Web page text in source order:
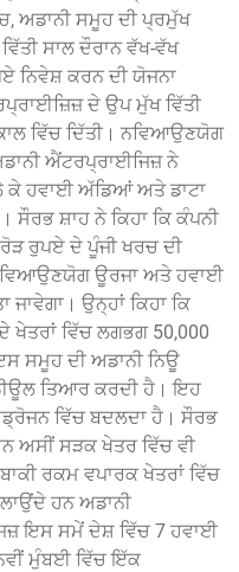
ਅਡਾਨੀ ਸਮੂਹ ਦੀ ਪ੍ਰਮੁੱਖ
ਸਾਲ ਦੌਰਾਨ ਵੱਖ-ਵੱਖ
ਨਿਵੇਸ਼ ਕਰਨ ਦੀ ਯੋਜਨਾ
ਦੇ ਉਪ ਮੁੱਖ ਵਿੱਤੀ
ਵਿੱਚ ਦਿੱਤੀ। ਨਵਿਆਉਣਯੋਗ
ਐਂਟਰਪ੍ਰਾਈਜਿਜ਼ ਨੇ
ਹਵਾਈ ਅੱਡਿਆਂ ਅਤੇ ਡਾਟਾ
ਸੌਰਭ ਸ਼ਾਹ ਨੇ ਕਿਹਾ ਕਿ ਕੰਪਨੀ
ਰੁਪਏ ਦੇ ਪੂੰਜੀ ਖਰਚ ਦੀ
ਊਰਜਾ ਅਤੇ ਹਵਾਈ
ਉਨ੍ਹਾਂ ਕਿਹਾ ਕਿ
ਵਿੱਚ ਲਗਭਗ 50,000
ਸਮੂਹ ਦੀ ਅਡਾਨੀ ਨਿਊ
ਤਿਆਰ ਕਰਦੀ ਹੈ। ਇਹ
ਵਿੱਚ ਬਦਲਦਾ ਹੈ। ਸੌਰਭ
ਅਸੀਂ ਸੜਕ ਖੇਤਰ ਵਿੱਚ ਵੀ
ਰਕਮ ਵਪਾਰਕ ਖੇਤਰਾਂ ਵਿੱਚ
ਹਨ ਅਡਾਨੀ
ਇਸ ਸਮੇਂ ਦੇਸ਼ ਵਿੱਚ 7 ​​ਹਵਾਈ
ਮੁੰਬਈ ਵਿੱਚ ਇੱਕ